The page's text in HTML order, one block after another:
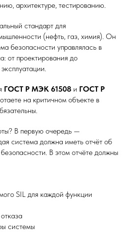
архитектуре, тестированию.
стандарт для
(нефть, газ, химия). Он
безопасности управлялась в
от проектирования до
ГОСТ Р МЭК 61508 и ГОСТ Р
на критичном объекте в
В первую очередь —
система должна иметь отчёт об
В этом отчёте должны
SIL для каждой функции
системы